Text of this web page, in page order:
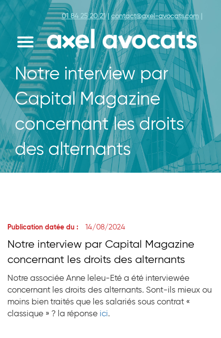
01 84 25 20 21 contact@axel-avocats.com
Notre interview par
Capital Magazine
concernant les droits
des alternants
Publication datée du : 14/08/2024
Notre interview par Capital Magazine
concernant les droits des alternants
Notre associée Anne leleu-Eté a été interviewée
concernant les droits des alternants. Sont-ils mieux ou
moins bien traités que les salariés sous contrat «
classique » ? la réponse ici.